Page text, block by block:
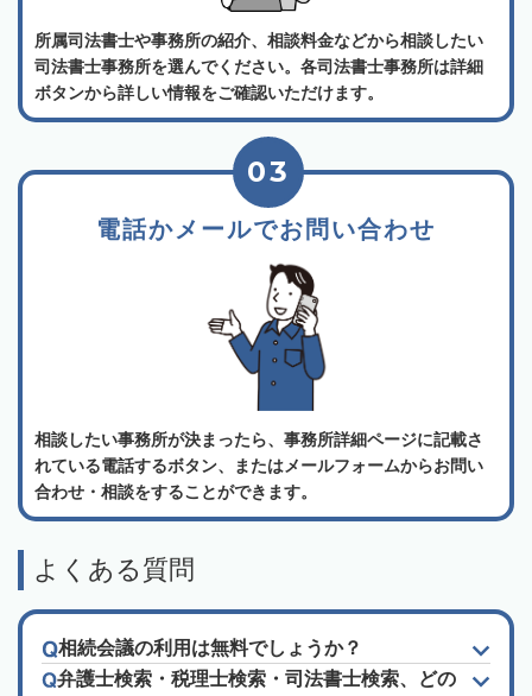
所属司法書士や事務所の紹介、相談料金などから相談したい
司法書士事務所を選んでください。各司法書士事務所は詳細
ボタンから詳しい情報をご確認いただけます。
電話かメールでお問い合わせ
03
相談したい事務所が決まったら、事務所詳細ページに記載さ
れている電話するボタン、またはメールフォームからお問い
合わせ・相談をすることができます。
よくある質問
相続会議の利用は無料でしょうか？
弁護士検索・税理士検索・司法書士検索、どの